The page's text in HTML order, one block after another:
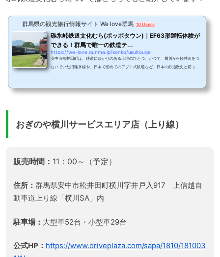
群馬県の観光旅行情報サイト We love群馬 10 Users
碓氷峠鉄道文化むら(ポッポタウン)｜EF63形運転体験が
できる！群馬で唯一の鉄道テ...
https://we-love.gunma.jp/kanko/usuitouge
安中市松井田町は、鉄道にゆかりのある土地のひとつ。かつて、横川から軽井沢をつ
ないでいた旧碓氷線や、日本で初めてのアプト式鉄道など、日本の鉄道歴史と切って
で園を1周できるトロッコラインや、子どもたちが遊べるシンボル広場、さらに鉄道展
おぎのや横川サービスエリア店（上り線）
販売時間： 11：00～（予定）
住所： 群馬県安中市松井田町横川字井戸入917 上信越自
動車道上り線「横川SA」内
駐車場： 大型車52台・小型車29台
公式HP： https://www.driveplaza.com/sapa/1810/181003